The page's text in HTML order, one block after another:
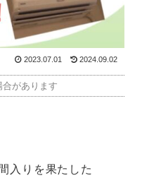
2023.07.01 2024.09.02
があります
入りを果たした